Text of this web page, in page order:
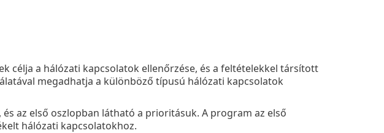
célja a hálózati kapcsolatok ellenőrzése, és a feltételekkel társított
megadhatja a különböző típusú hálózati kapcsolatok
az első oszlopban látható a prioritásuk. A program az első
hálózati kapcsolatokhoz.